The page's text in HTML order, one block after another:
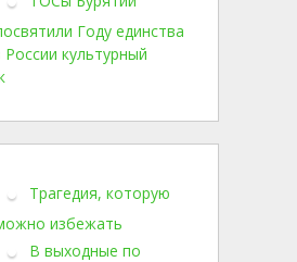
Году единства
культурный
Трагедия, которую
избежать
В выходные по